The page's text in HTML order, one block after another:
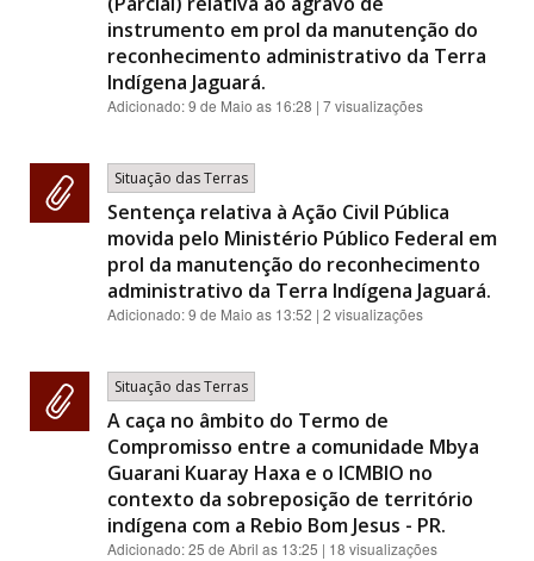
instrumento em prol da manutenção do
reconhecimento administrativo da Terra
Indígena Jaguará.
Adicionado:9 de Maio as 16:28 | 7 visualizações
Situação das Terras
Sentença relativa à Ação Civil Pública
movida pelo Ministério Público Federal em
prol da manutenção do reconhecimento
administrativo da Terra Indígena Jaguará.
Adicionado:9 de Maio as 13:52 | 2 visualizações
Situação das Terras
A caça no âmbito do Termo de
Compromisso entre a comunidade Mbya
Guarani Kuaray Haxa e o ICMBIO no
contexto da sobreposição de território
indígena com a Rebio Bom Jesus - PR.
Adicionado:25 de Abril as 13:25 | 18 visualizações